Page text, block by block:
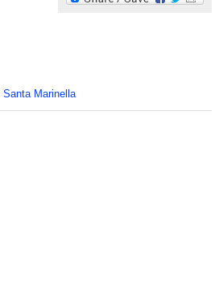
Santa Marinella